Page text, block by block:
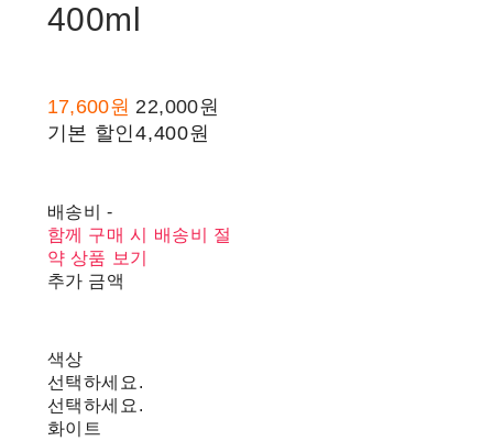
400ml
17,600원 22,000원
기본 할인4,400원
배송비-
함께 구매 시 배송비 절
약 상품 보기
추가 금액
색상
선택하세요.
선택하세요.
화이트